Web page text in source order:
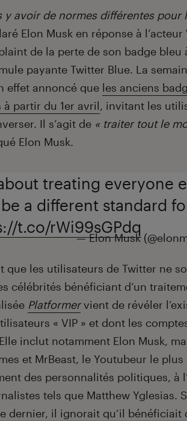
y avoir de normes différentes pour
Elon Musk en réponse à
de la perte de son badge bleu
payante Twitter Blue. La
effet annoncé que les anciens
partir du 1er avril, invitant les
Il s’agit de « traiter tout le
Elon Musk.
treating everyone
be a different standard
t.co/rWi99sGPdq
— Elon Musk
que les utilisateurs de Twitter ne
célébrités bénéficiant d’un
Platformervient de révéler
« VIP » et dont les
inclut notamment Elon Musk,
et MrBeast, le Youtubeur le
des personnalités politiques, à
tels que Matthew Yglesias.
dernier, il ignorait qu’il bénéficiait